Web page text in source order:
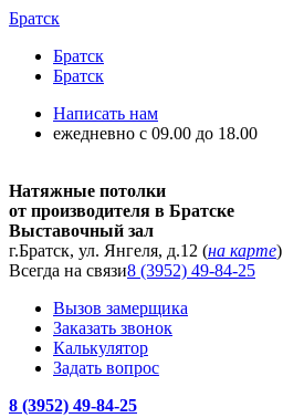
Братск
Братск
Братск
Написать нам
ежедневно с 09.00 до 18.00
Натяжные потолки
от производителя в Братске
Выставочный зал
г.Братск, ул. Янгеля, д.12 (на карте)
Всегда на связи8 (3952) 49-84-25
Вызов замерщика
Заказать звонок
Калькулятор
Задать вопрос
8 (3952) 49-84-25